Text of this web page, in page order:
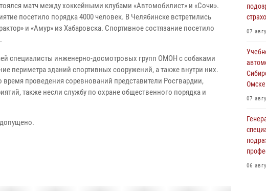
матч между хоккейными клубами «Автомобилист» и «Сочи».
посетило порядка 4000 человек. В Челябинске встретились
и «Амур» из Хабаровска. Спортивное состязание посетило
специалисты инженерно-досмотровых групп ОМОН с собаками
периметра зданий спортивных сооружений, а также внутри них.
время проведения соревнований представители Росгвардии,
также несли службу по охране общественного порядка и
07
Омске
07
06